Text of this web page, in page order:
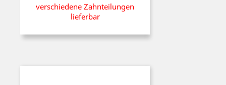
verschiedene Zahnteilungen
lieferbar